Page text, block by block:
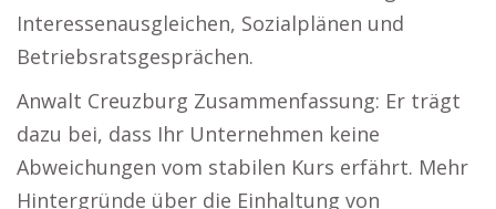
Interessenausgleichen, Sozialplänen und
Betriebsratsgesprächen.
Anwalt Creuzburg Zusammenfassung: Er trägt
dazu bei, dass Ihr Unternehmen keine
Abweichungen vom stabilen Kurs erfährt. Mehr
Hintergründe über die Einhaltung von